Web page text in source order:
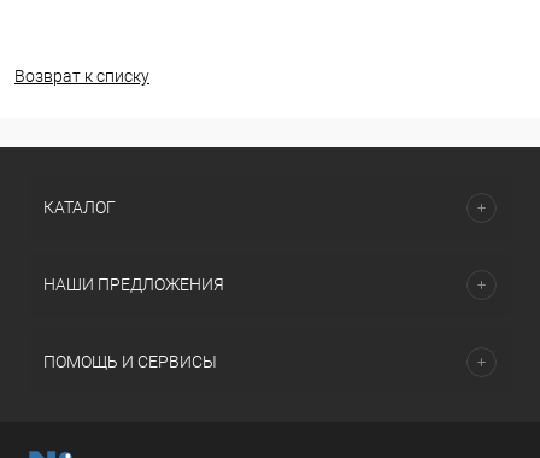
Возврат к списку
КАТАЛОГ
НАШИ ПРЕДЛОЖЕНИЯ
ПОМОЩЬ И СЕРВИСЫ